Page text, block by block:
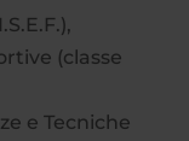
(classe
e Tecniche